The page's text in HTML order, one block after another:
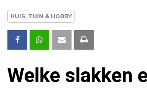
HUIS, TUIN & HOBBY
Welke slakken